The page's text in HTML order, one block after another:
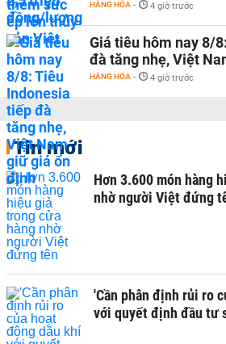
HÀNG HÓA - 4 giờ trước
Giá tiêu hôm nay 8/
đà tăng nhẹ, Việt
HÀNG HÓA - 4 giờ trước
Tin mới
Hơn 3.600 món hàng
nhờ người Việt đứng
'Cần phân định rủi ro
với quyết định đầu tư